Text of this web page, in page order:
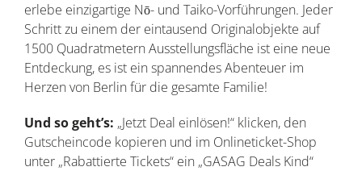
erlebe einzigartige Nō- und Taiko-Vorführungen. Jeder
Schritt zu einem der eintausend Originalobjekte auf
1500 Quadratmetern Ausstellungsfläche ist eine neue
Entdeckung, es ist ein spannendes Abenteuer im
Herzen von Berlin für die gesamte Familie!
Und so geht’s: „Jetzt Deal einlösen!“ klicken, den
Gutscheincode kopieren und im Onlineticket-Shop
unter „Rabattierte Tickets“ ein „GASAG Deals Kind“